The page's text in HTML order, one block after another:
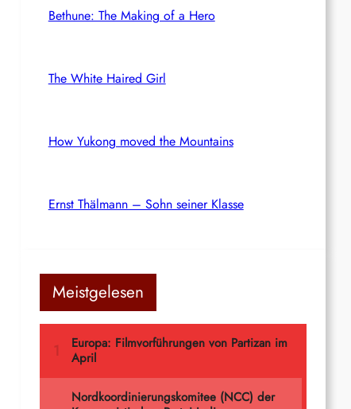
Bethune: The Making of a Hero
The White Haired Girl
How Yukong moved the Mountains
Ernst Thälmann – Sohn seiner Klasse
Meistgelesen